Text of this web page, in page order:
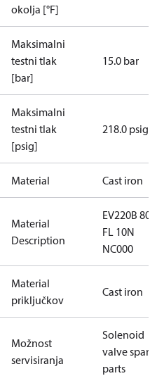
okolja [°F]
Maksimalni
testni tlak
[bar]
15.0 bar
Maksimalni
testni tlak
[psig]
218.0 psig
Material Cast iron
Material
Description
EV220B 80CI
FL 10N
NC000
Material
priključkov
Cast iron
Možnost
servisiranja
Solenoid
valve spare
parts